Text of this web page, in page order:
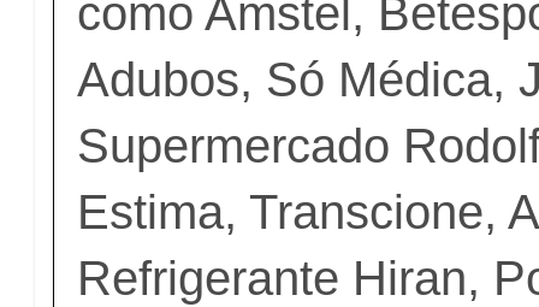
como Amstel,
Adubos, Só Médica,
Supermercado
Estima, Transcione,
Refrigerante Hiran,